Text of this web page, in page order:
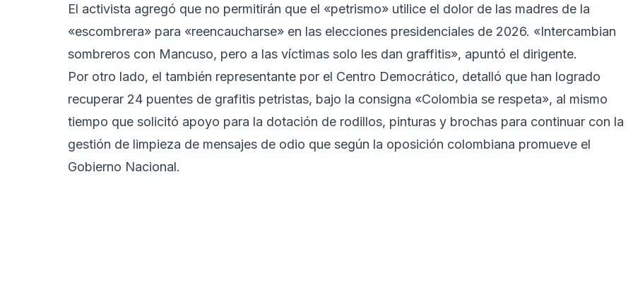
El activista agregó que no permitirán que el «petrismo» utilice el dolor de las madres de la
«escombrera» para «reencaucharse» en las elecciones presidenciales de 2026. «Intercambian
sombreros con Mancuso, pero a las víctimas solo les dan graffitis», apuntó el dirigente.
Por otro lado, el también representante por el Centro Democrático, detalló que han logrado
recuperar 24 puentes de grafitis petristas, bajo la consigna «Colombia se respeta», al mismo
tiempo que solicitó apoyo para la dotación de rodillos, pinturas y brochas para continuar con la
gestión de limpieza de mensajes de odio que según la oposición colombiana promueve el
Gobierno Nacional.